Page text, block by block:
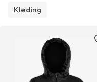
Kleding